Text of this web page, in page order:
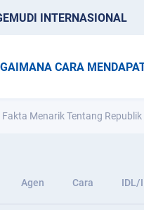
INTERNASIONAL
CARA
Fakta Menarik Tentang
Agen Cara IDL/